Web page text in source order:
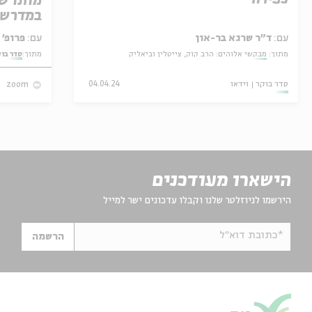
עם: ד"ר שרגא בר-און
מתוך: מבקשי אלוהים: הרב קוק, צייטלין וביאליק
סדר בוקר וידאו 04.04.24
עם: פרופ' אביגדור שנאן
מתוך:סדר
zoom
הישארו מעודכנים
הירשמו לניוזלטר שלנו וקבלו עדכונים ישר למייל
*כתובת דוא"ל הרשמה